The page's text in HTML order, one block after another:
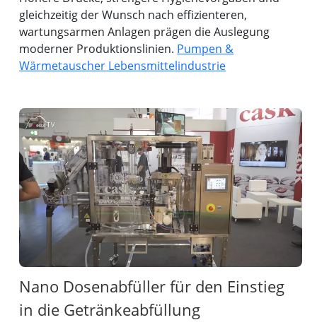
gleichzeitig der Wunsch nach effizienteren,
wartungsarmen Anlagen prägen die Auslegung
moderner Produktionslinien. Pumpen &
Wärmetauscher Lebensmittelindustrie
Nano Dosenabfüller für den Einstieg
in die Getränkeabfüllung